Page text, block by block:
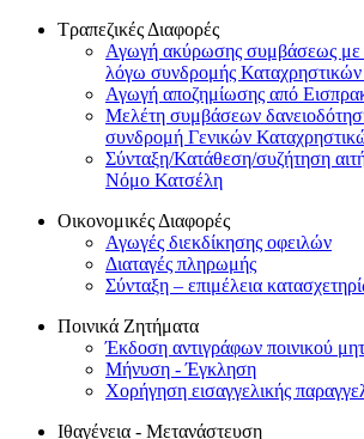
Τραπεζικές Διαφορές
Αγωγή ακύρωσης συμβάσεως με
λόγω συνδρομής
Αγωγή αποζημίωσης από
Μελέτη συμβάσεων
συνδρομή Γενικών
Σύνταξη/Κατάθεση/συζήτηση
Νόμο Κατσέλη
Οικονομικές Διαφορές
Αγωγές διεκδίκησης οφειλών
Διαταγές πληρωμής
Σύνταξη – επιμέλεια
Ποινικά Ζητήματα
Έκδοση αντιγράφων ποινικού
Μήνυση - Έγκληση
Χορήγηση εισαγγελικής
Ιθαγένεια - Μετανάστευση